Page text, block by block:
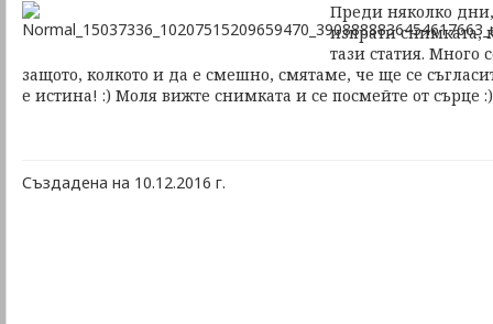
Преди няколко
изпрати снимката,
тази статия. Много
защото, колкото и да е смешно, смятаме, че ще се
е истина! :) Моля вижте снимката и се посмейте от сърце :)
Създадена на 10.12.2016 г.